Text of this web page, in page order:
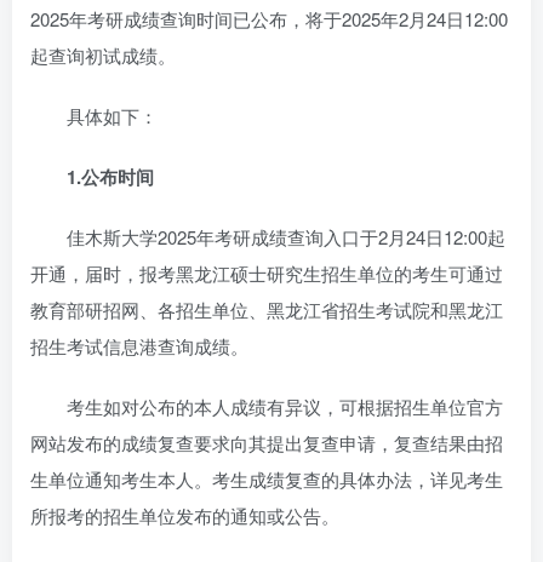
2025年考研成绩查询时间已公布，将于2025年2月24日12:00
起查询初试成绩。
具体如下：
1.公布时间
佳木斯大学2025年考研成绩查询入口于2月24日12:00起
开通，届时，报考黑龙江硕士研究生招生单位的考生可通过
教育部研招网、各招生单位、黑龙江省招生考试院和黑龙江
招生考试信息港查询成绩。
考生如对公布的本人成绩有异议，可根据招生单位官方
网站发布的成绩复查要求向其提出复查申请，复查结果由招
生单位通知考生本人。考生成绩复查的具体办法，详见考生
所报考的招生单位发布的通知或公告。